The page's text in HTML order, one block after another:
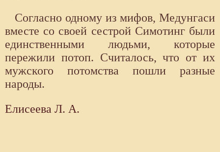
Согласно одному из мифов, Медунгаси
вместе со своей сестрой Симотинг были
единственными людьми, которые
пережили потоп. Считалось, что от их
мужского потомства пошли разные
народы.
Елисеева Л. А.